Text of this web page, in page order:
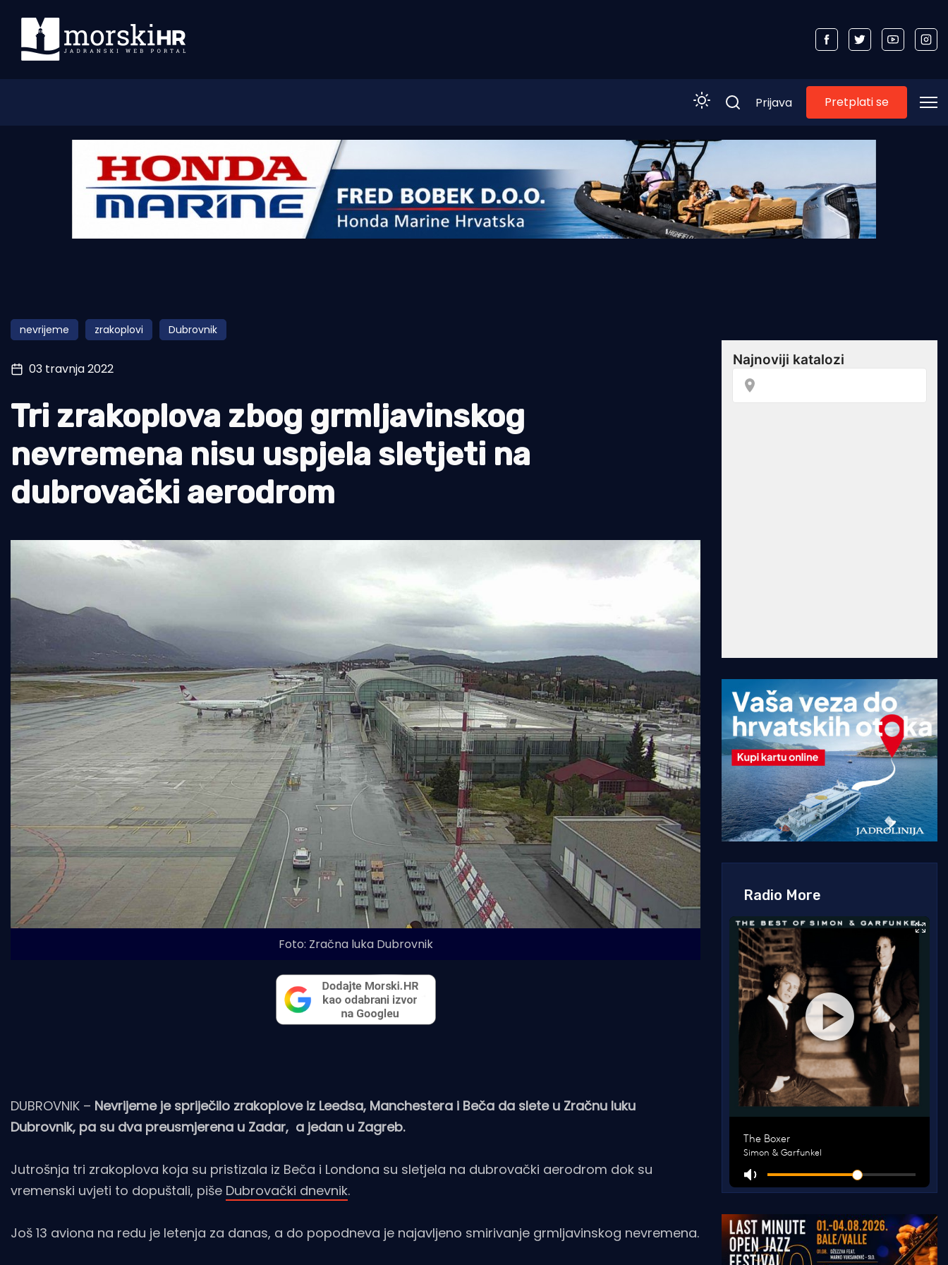
Morski plus
Pomorstvo
Ribolov
Tradicija i kultura
Prijava Pretplati se
nevrijeme zrakoplovi Dubrovnik
03 travnja 2022
Tri zrakoplova zbog grmljavinskog
nevremena nisu uspjela sletjeti na
dubrovački aerodrom
Foto: Zračna luka Dubrovnik
DUBROVNIK – Nevrijeme je spriječilo zrakoplove iz Leedsa, Manchestera i Beča da slete u Zračnu luku
Dubrovnik, pa su dva preusmjerena u Zadar, a jedan u Zagreb.
Jutrošnja tri zrakoplova koja su pristizala iz Beča i Londona su sletjela na dubrovački aerodrom dok su
vremenski uvjeti to dopuštali, piše Dubrovački dnevnik.
Još 13 aviona na redu je letenja za danas, a do popodneva je najavljeno smirivanje grmljavinskog nevremena.
Radio More